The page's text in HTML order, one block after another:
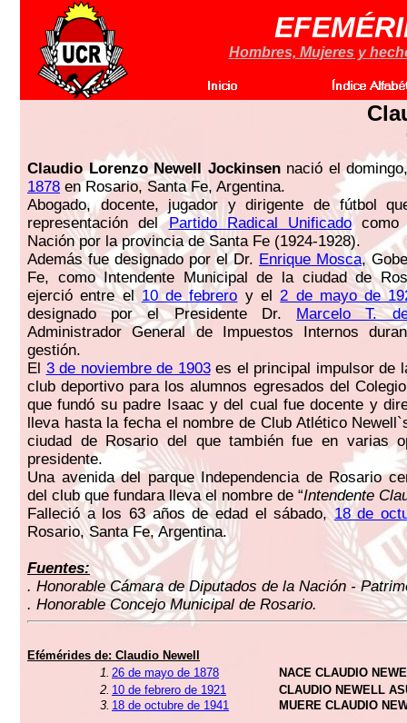
Hombres, Mujeres y
Claudio Lorenzo Newell Jockinsennació el
1878 en Rosario, Santa Fe, Argentina.
Abogado, docente, jugador y dirigente de fútbol
representación delPartido Radical Unificado como
Nación por la provincia de Santa Fe (1924-1928).
Además fue designado por el Dr. Enrique Mosca,
Fe, como Intendente Municipal de la ciudad de
ejerció entre el 10 de febrero y el2 de mayo de
designado por el Presidente Dr. Marcelo T.
Administrador General de Impuestos Internos
gestión.
El 3 de noviembre de 1903es el principal impulsor de
club deportivo para los alumnos egresados del
que fundó su padre Isaac y del cual fue docente y
lleva hasta la fecha el nombre de Club Atlético
ciudad de Rosario del que también fue en varias
presidente.
Una avenida del parque Independencia de Rosario
del club que fundara lleva el nombre de “Intendente
Falleció a los 63 años de edad el sábado, 18 de
Rosario, Santa Fe, Argentina.
Fuentes:
. Honorable Cámara de Diputados de la Nación -
. Honorable Concejo Municipal de Rosario.
Efémérides de: Claudio Newell
1. 26 de mayo de 1878
NACE CLAUDIO
2. 10 de febrero de 1921
CLAUDIO NEWELL
3. 18 de octubre de 1941 MUERE CLAUDIO